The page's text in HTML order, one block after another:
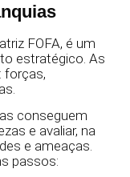
FOFA, é um
estratégico. As
forças,
conseguem
e avaliar, na
e ameaças.
passos: